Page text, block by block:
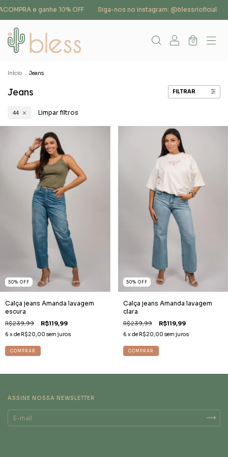
e ganhe 10% OFF Siga-nos no instagram: @blessrioficial
0
Início . Jeans
Jeans FILTRAR
44 Limpar filtros
50% OFF
Calça jeans Amanda lavagem
escura
R$239,99 R$119,99
6 x de R$20,00 sem juros
COMPRAR
50% OFF
Calça jeans Amanda lavagem
clara
R$239,99 R$119,99
6 x de R$20,00 sem juros
COMPRAR
ASSINE NOSSA NEWSLETTER